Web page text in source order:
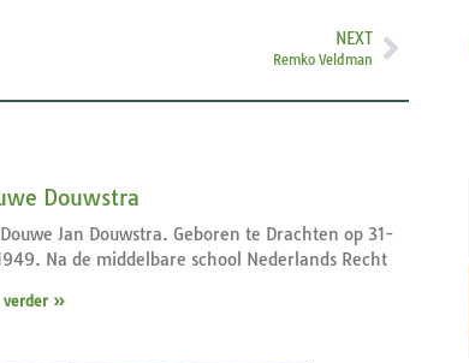
NEXT
Remko Veldman
Douwstra
Jan Douwstra. Geboren te Drachten op 31-
Na de middelbare school Nederlands Recht
verder »